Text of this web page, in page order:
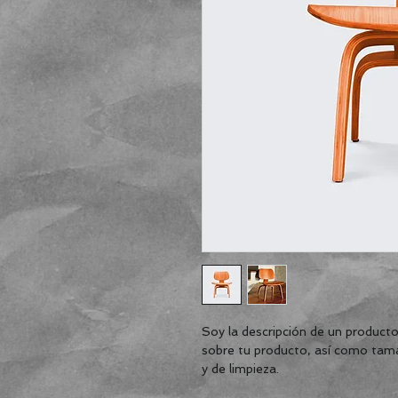
Soy la descripción de un
sobre tu producto, así como
y de limpieza.